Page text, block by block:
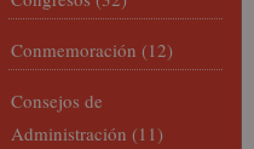
Conmemoración (12)
Consejos de
Administración (11)